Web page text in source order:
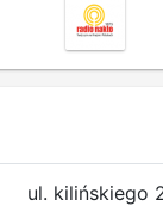
ul. kilińskiego